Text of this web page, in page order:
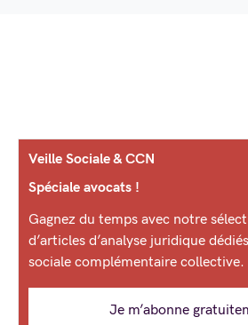
Veille Sociale & CCN
Spéciale avocats !
Gagnez du temps avec notre
d’articles d’analyse juridique
sociale complémentaire collective.
Je m’abonne